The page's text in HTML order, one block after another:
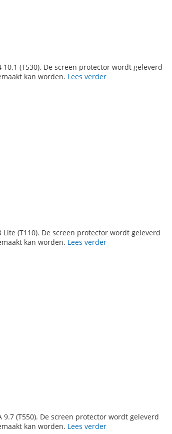
(T530). De screen protector wordt geleverd
kan worden. Lees verder
(T110). De screen protector wordt geleverd
kan worden. Lees verder
(T550). De screen protector wordt geleverd
kan worden. Lees verder